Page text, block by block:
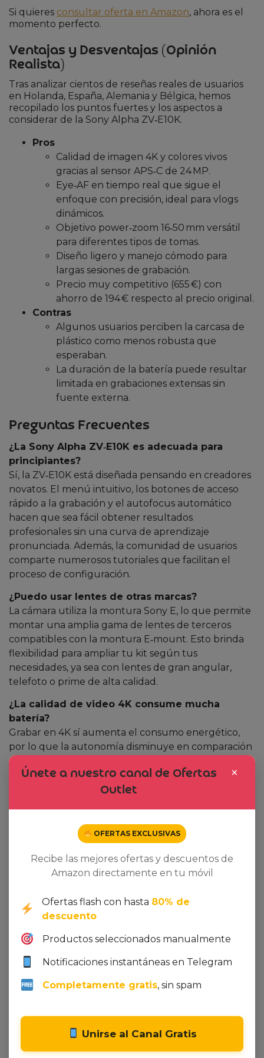
Si quieres consultar oferta en Amazon, ahora es el
momento perfecto.
Ventajas y Desventajas (Opinión
Realista)
Tras analizar cientos de reseñas reales de usuarios
en Holanda, España, Alemania y Bélgica, hemos
recopilado los puntos fuertes y los aspectos a
considerar de la Sony Alpha ZV‑E10K.
Pros
Calidad de imagen 4K y colores vivos
gracias al sensor APS‑C de 24 MP.
Eye‑AF en tiempo real que sigue el
enfoque con precisión, ideal para vlogs
dinámicos.
Objetivo power‑zoom 16‑50 mm versátil
para diferentes tipos de tomas.
Diseño ligero y manejo cómodo para
largas sesiones de grabación.
Precio muy competitivo (655 €) con
ahorro de 194 € respecto al precio original.
Contras
Algunos usuarios perciben la carcasa de
plástico como menos robusta que
esperaban.
La duración de la batería puede resultar
limitada en grabaciones extensas sin
fuente externa.
Preguntas Frecuentes
¿La Sony Alpha ZV‑E10K es adecuada para
principiantes?
Sí, la ZV‑E10K está diseñada pensando en creadores
novatos. El menú intuitivo, los botones de acceso
rápido a la grabación y el autofocus automático
hacen que sea fácil obtener resultados
profesionales sin una curva de aprendizaje
pronunciada. Además, la comunidad de usuarios
comparte numerosos tutoriales que facilitan el
proceso de configuración.
¿Puedo usar lentes de otras marcas?
La cámara utiliza la montura Sony E, lo que permite
montar una amplia gama de lentes de terceros
compatibles con la montura E‑mount. Esto brinda
flexibilidad para ampliar tu kit según tus
necesidades, ya sea con lentes de gran angular,
telefoto o prime de alta calidad.
¿La calidad de video 4K consume mucha
batería?
Grabar en 4K sí aumenta el consumo energético,
por lo que la autonomía disminuye en comparación
con la grabación en Full HD. Sin embargo, la cámara
soporta baterías externas y adaptadores de
corriente, lo que permite sesiones largas sin
¿Qué diferencias hay entre la ZV‑E10K y la
ZV‑E10 original?
La versión K incluye el kit de objetivo power‑zoom
16‑50 mm y mejoras en el firmware que optimizan el
precio promocional actual es significativamente más
bajo que el de la versión original, lo que la convierte
¿Vale la pena comprarla ahora con el
descuento?
una valoración de 4.6/5 basada en más de 2000
calidad‑precio excepcional. La oferta está limitada y
el stock puede agotarse rápidamente, por lo que es
recomendable aprovecharla cuanto antes.
×
Únete a nuestro canal de Ofertas
Outlet
OFERTAS EXCLUSIVAS
Recibe las mejores ofertas y descuentos de
Amazon directamente en tu móvil
Ofertas flash con hasta 80% de
descuento
Productos seleccionados manualmente
Notificaciones instantáneas en Telegram
Completamente gratis, sin spam
Unirse al Canal Gratis